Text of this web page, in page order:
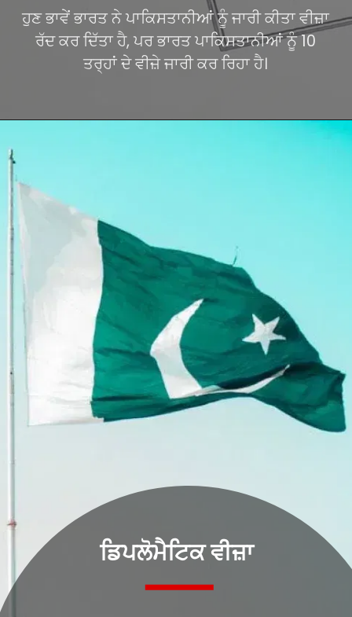
ਹੁਣ ਭਾਵੇਂ ਭਾਰਤ ਨੇ ਪਾਕਿਸਤਾਨੀਆਂ ਨੂੰ ਜਾਰੀ ਕੀਤਾ ਵੀਜ਼ਾ
ਰੱਦ ਕਰ ਦਿੱਤਾ ਹੈ, ਪਰ ਭਾਰਤ ਪਾਕਿਸਤਾਨੀਆਂ ਨੂੰ 10
ਡਿਪਲੋਮੈਟਿਕ ਵੀਜ਼ਾ